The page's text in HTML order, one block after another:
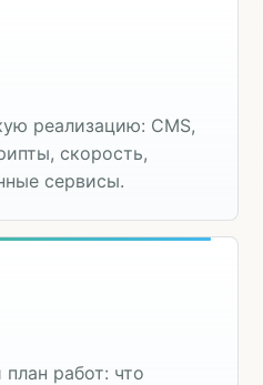
реализацию: CMS,
скорость,
сервисы.
работ: что